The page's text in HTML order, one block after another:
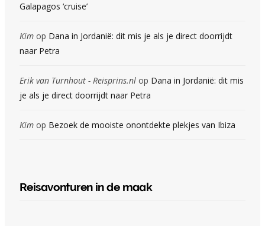
Galapagos ‘cruise’
Kim op Dana in Jordanië: dit mis je als je direct doorrijdt
naar Petra
Erik van Turnhout - Reisprins.nl op Dana in Jordanië: dit mis
je als je direct doorrijdt naar Petra
Kim op Bezoek de mooiste onontdekte plekjes van Ibiza
Reisavonturen in de maak